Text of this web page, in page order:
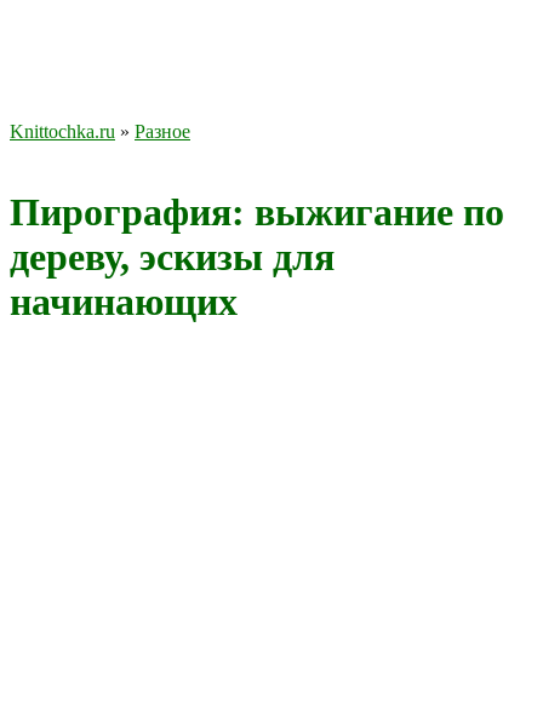
Knittochka.ru » Разное
Пирография: выжигание по
дереву, эскизы для
начинающих